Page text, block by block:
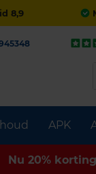
8,9
APK
Nu 20%